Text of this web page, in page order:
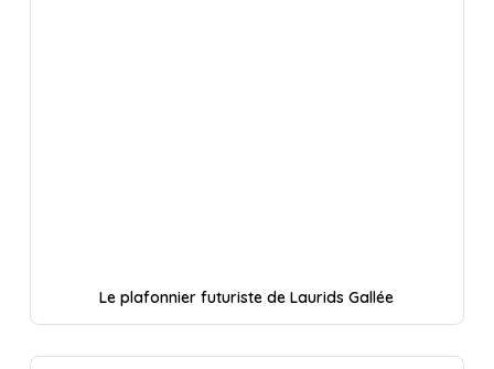
Le plafonnier futuriste de Laurids Gallée